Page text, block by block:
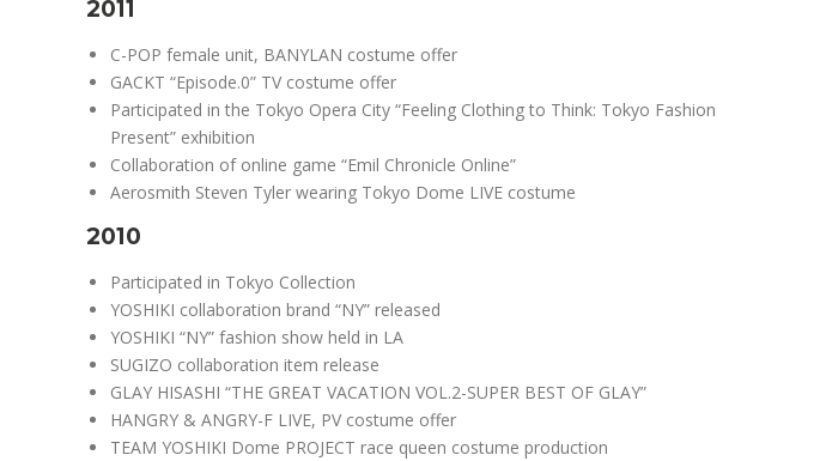
2011
C-POP female unit, BANYLAN costume offer
GACKT “Episode.0” TV costume offer
Participated in the Tokyo Opera City “Feeling Clothing to Think: Tokyo Fashion
Present” exhibition
Collaboration of online game “Emil Chronicle Online”
Aerosmith Steven Tyler wearing Tokyo Dome LIVE costume
2010
Participated in Tokyo Collection
YOSHIKI collaboration brand “NY” released
YOSHIKI “NY” fashion show held in LA
SUGIZO collaboration item release
GLAY HISASHI “THE GREAT VACATION VOL.2-SUPER BEST OF GLAY”
HANGRY & ANGRY-F LIVE, PV costume offer
TEAM YOSHIKI Dome PROJECT race queen costume production